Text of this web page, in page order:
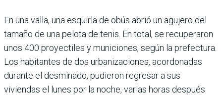
En una valla, una esquirla de obús abrió un agujero del
tamaño de una pelota de tenis. En total, se recuperaron
unos 400 proyectiles y municiones, según la prefectura.
Los habitantes de dos urbanizaciones, acordonadas
durante el desminado, pudieron regresar a sus
viviendas el lunes por la noche, varias horas después